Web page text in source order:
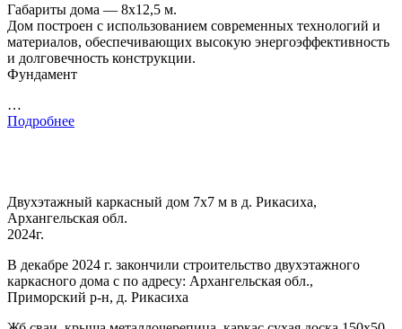
Габариты дома — 8х12,5 м.
Дом построен с использованием современных технологий и
материалов, обеспечивающих высокую энергоэффективность
и долговечность конструкции.
Фундамент
…
Подробнее
Двухэтажный каркасный дом 7х7 м в д. Рикасиха,
Архангельская обл.
2024г.
В декабре 2024 г. закончили строительство двухэтажного
каркасного дома с по адресу: Архангельская обл.,
Приморский р-н, д. Рикасиха